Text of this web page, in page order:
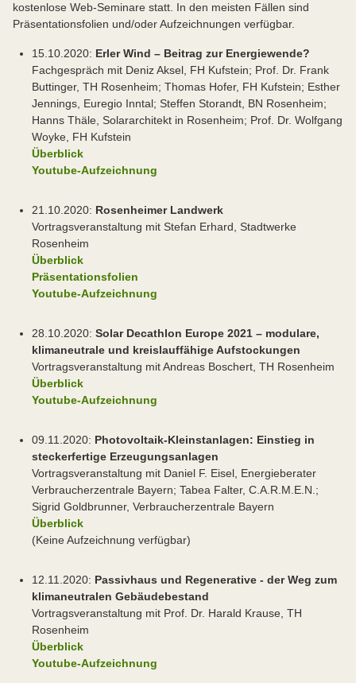
kostenlose Web-Seminare statt. In den meisten Fällen sind
Präsentationsfolien und/oder Aufzeichnungen verfügbar.
15.10.2020: Erler Wind – Beitrag zur Energiewende?
Fachgespräch mit Deniz Aksel, FH Kufstein; Prof. Dr. Frank
Buttinger, TH Rosenheim; Thomas Hofer, FH Kufstein; Esther
Jennings, Euregio Inntal; Steffen Storandt, BN Rosenheim;
Hanns Thäle, Solararchitekt in Rosenheim; Prof. Dr. Wolfgang
Woyke, FH Kufstein
Überblick
Youtube-Aufzeichnung
21.10.2020: Rosenheimer Landwerk
Vortragsveranstaltung mit Stefan Erhard, Stadtwerke
Rosenheim
Überblick
Präsentationsfolien
Youtube-Aufzeichnung
28.10.2020: Solar Decathlon Europe 2021 – modulare,
klimaneutrale und kreislauffähige Aufstockungen
Vortragsveranstaltung mit Andreas Boschert, TH Rosenheim
Überblick
Youtube-Aufzeichnung
09.11.2020: Photovoltaik-Kleinstanlagen: Einstieg in
steckerfertige Erzeugungsanlagen
Vortragsveranstaltung mit Daniel F. Eisel, Energieberater
Verbraucherzentrale Bayern; Tabea Falter, C.A.R.M.E.N.;
Sigrid Goldbrunner, Verbraucherzentrale Bayern
Überblick
(Keine Aufzeichnung verfügbar)
12.11.2020: Passivhaus und Regenerative - der Weg zum
klimaneutralen Gebäudebestand
Vortragsveranstaltung mit Prof. Dr. Harald Krause, TH
Rosenheim
Überblick
Youtube-Aufzeichnung